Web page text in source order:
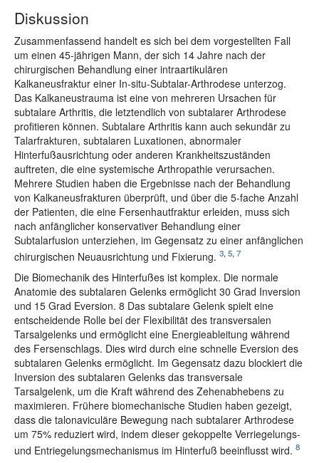
Diskussion
Zusammenfassend handelt es sich bei dem vorgestellten Fall
um einen 45-jährigen Mann, der sich 14 Jahre nach der
chirurgischen Behandlung einer intraartikulären
Kalkaneusfraktur einer In-situ-Subtalar-Arthrodese unterzog.
Das Kalkaneustrauma ist eine von mehreren Ursachen für
subtalare Arthritis, die letztendlich von subtalarer Arthrodese
profitieren können. Subtalare Arthritis kann auch sekundär zu
Talarfrakturen, subtalaren Luxationen, abnormaler
Hinterfußausrichtung oder anderen Krankheitszuständen
auftreten, die eine systemische Arthropathie verursachen.
Mehrere Studien haben die Ergebnisse nach der Behandlung
von Kalkaneusfrakturen überprüft, und über die 5-fache Anzahl
der Patienten, die eine Fersenhautfraktur erleiden, muss sich
nach anfänglicher konservativer Behandlung einer
Subtalarfusion unterziehen, im Gegensatz zu einer anfänglichen
chirurgischen Neuausrichtung und Fixierung. 3, 5, 7
Die Biomechanik des Hinterfußes ist komplex. Die normale
Anatomie des subtalaren Gelenks ermöglicht 30 Grad Inversion
und 15 Grad Eversion. 8 Das subtalare Gelenk spielt eine
entscheidende Rolle bei der Flexibilität des transversalen
Tarsalgelenks und ermöglicht eine Energieableitung während
des Fersenschlags. Dies wird durch eine schnelle Eversion des
subtalaren Gelenks ermöglicht. Im Gegensatz dazu blockiert die
Inversion des subtalaren Gelenks das transversale
Tarsalgelenk, um die Kraft während des Zehenabhebens zu
maximieren. Frühere biomechanische Studien haben gezeigt,
dass die talonaviculäre Bewegung nach subtalarer Arthrodese
um 75% reduziert wird, indem dieser gekoppelte Verriegelungs-
und Entriegelungsmechanismus im Hinterfuß beeinflusst wird. 8